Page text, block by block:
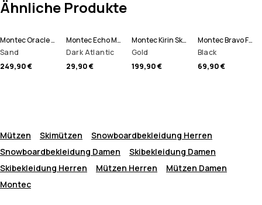
Ähnliche Produkte
Montec Oracle Skijacke Herren
Sand
249,90 €
Montec Echo Mütze
Dark Atlantic
29,90 €
Montec Kirin Skihose Herren
Gold
199,90 €
Montec Bravo Fleecepullover Herren
Black
69,90 €
Mützen Skimützen
Snowboardbekleidung Herren
Snowboardbekleidung Damen
Skibekleidung Damen
Skibekleidung Herren
Mützen Herren
Mützen Damen
Montec